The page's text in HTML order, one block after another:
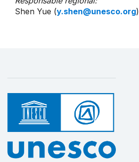
Shen Yue (y.shen@unesco.org)